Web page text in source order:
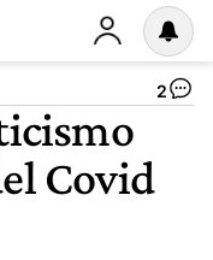
2
Covid